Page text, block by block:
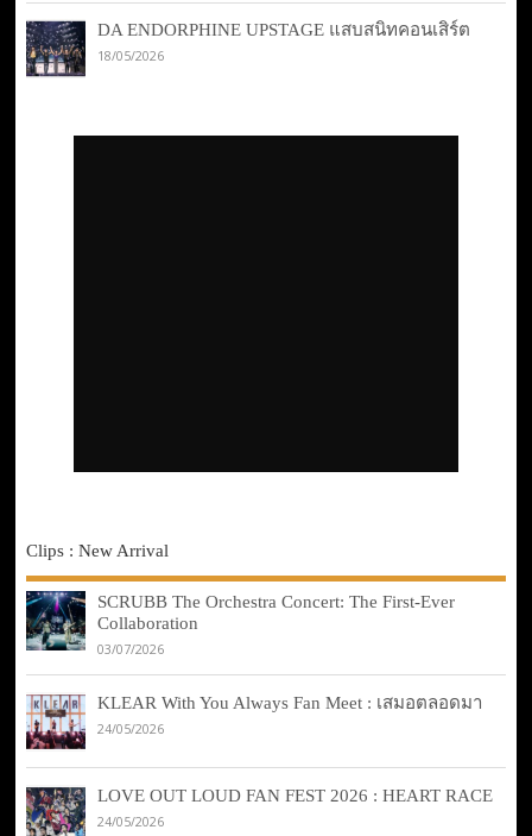
DA ENDORPHINE UPSTAGE แสบสนิทคอนเสิร์ต
18/05/2026
Clips : New Arrival
SCRUBB The Orchestra Concert: The First-Ever
Collaboration
03/07/2026
KLEAR With You Always Fan Meet : เสมอตลอดมา
24/05/2026
LOVE OUT LOUD FAN FEST 2026 : HEART RACE
24/05/2026